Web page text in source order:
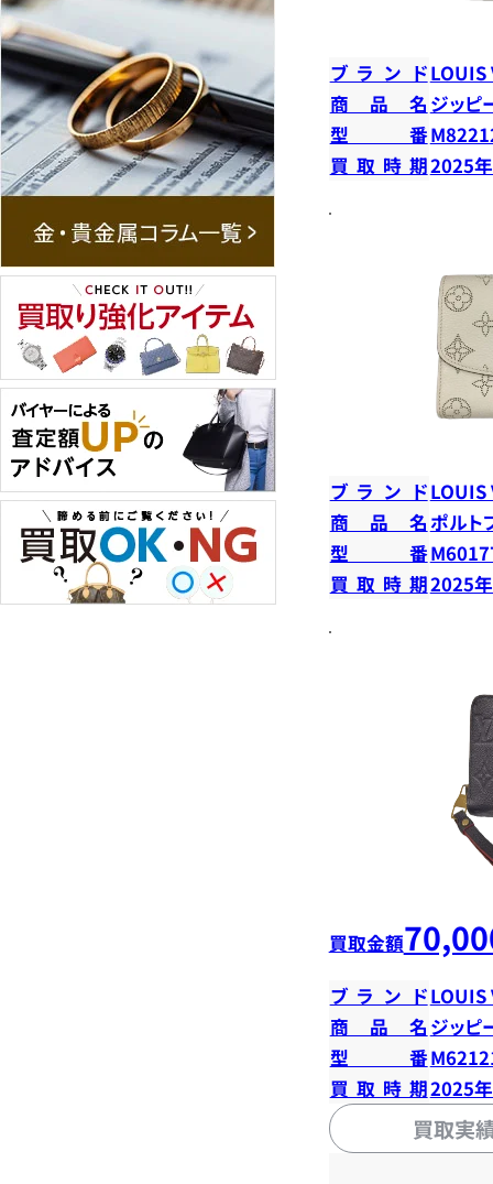
ブランドLOUIS
商品名 ジッピ
型番
買取時期2025
ブランドLOUIS
商品名ポルト
型番
買取時期2025
買取金額
ブランドLOUIS
商品名 ジッピ
型番
買取時期2025
買取実